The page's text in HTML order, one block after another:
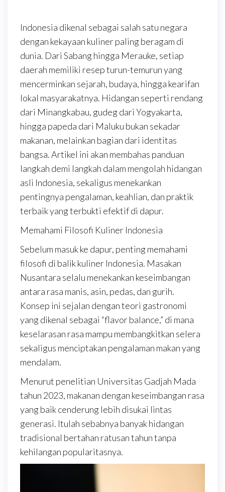
Indonesia dikenal sebagai salah satu negara
dengan kekayaan kuliner paling beragam di
dunia. Dari Sabang hingga Merauke, setiap
daerah memiliki resep turun-temurun yang
mencerminkan sejarah, budaya, hingga kearifan
lokal masyarakatnya. Hidangan seperti rendang
dari Minangkabau, gudeg dari Yogyakarta,
hingga papeda dari Maluku bukan sekadar
makanan, melainkan bagian dari identitas
bangsa. Artikel ini akan membahas panduan
langkah demi langkah dalam mengolah hidangan
asli Indonesia, sekaligus menekankan
pentingnya pengalaman, keahlian, dan praktik
terbaik yang terbukti efektif di dapur.
Memahami Filosofi Kuliner Indonesia
Sebelum masuk ke dapur, penting memahami
filosofi di balik kuliner Indonesia. Masakan
Nusantara selalu menekankan keseimbangan
antara rasa manis, asin, pedas, dan gurih.
Konsep ini sejalan dengan teori gastronomi
yang dikenal sebagai “flavor balance,” di mana
keselarasan rasa mampu membangkitkan selera
sekaligus menciptakan pengalaman makan yang
mendalam.
Menurut penelitian Universitas Gadjah Mada
tahun 2023, makanan dengan keseimbangan rasa
yang baik cenderung lebih disukai lintas
generasi. Itulah sebabnya banyak hidangan
tradisional bertahan ratusan tahun tanpa
kehilangan popularitasnya.